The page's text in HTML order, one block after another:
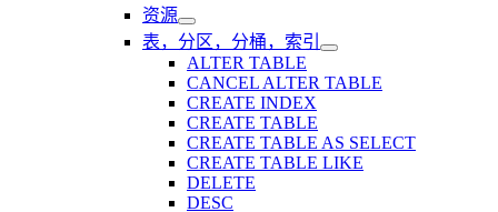
资源
表，分区，分桶，索引
ALTER TABLE
CANCEL ALTER TABLE
CREATE INDEX
CREATE TABLE
CREATE TABLE AS SELECT
CREATE TABLE LIKE
DELETE
DESC